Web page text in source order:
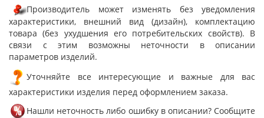
Производитель может изменять без уведомления
характеристики, внешний вид (дизайн), комплектацию
товара (без ухудшения его потребительских свойств). В
связи с этим возможны неточности в описании
параметров изделий.
Уточняйте все интересующие и важные для вас
характеристики изделия перед оформлением заказа.
Нашли неточность либо ошибку в описании? Сообщите